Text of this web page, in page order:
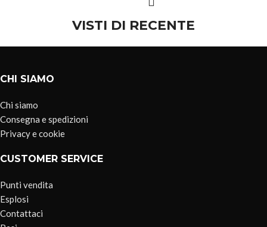
VISTI DI RECENTE
CHI SIAMO
Chi siamo
Consegna e spedizioni
Privacy e cookie
CUSTOMER SERVICE
Punti vendita
Esplosi
Contattaci